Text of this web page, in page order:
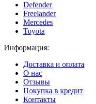
Defender
Freelander
Mercedes
Toyota
Информация:
Доставка и оплата
О нас
Отзывы
Покупка в кредит
Контакты